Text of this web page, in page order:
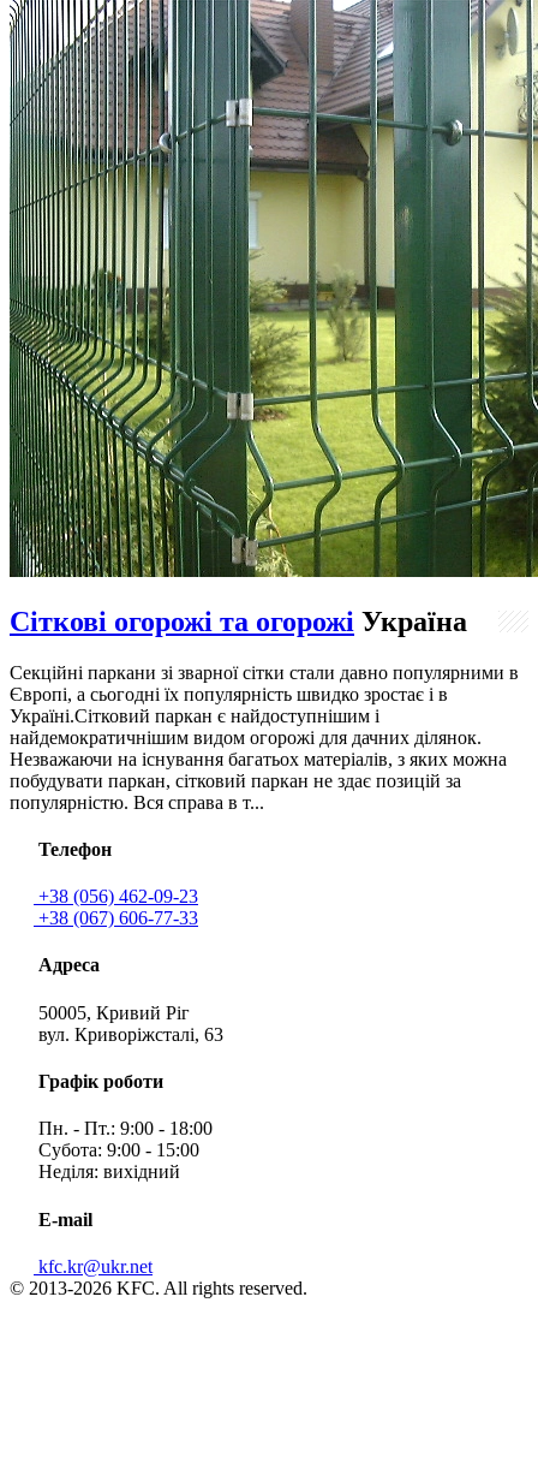
Сіткові огорожі та огорожі Україна
Секційні паркани зі зварної сітки стали давно популярними в
Європі, а сьогодні їх популярність швидко зростає і в
Україні.Сітковий паркан є найдоступнішим і
найдемократичнішим видом огорожі для дачних ділянок.
Незважаючи на існування багатьох матеріалів, з яких можна
побудувати паркан, сітковий паркан не здає позицій за
популярністю. Вся справа в т...
Телефон
+38 (056) 462-09-23
+38 (067) 606-77-33
Адреса
50005, Кривий Ріг
вул. Криворіжсталі, 63
Графік роботи
Пн. - Пт.: 9:00 - 18:00
Субота: 9:00 - 15:00
Неділя: вихідний
E-mail
kfc.kr@ukr.net
© 2013-2026 KFC. All rights reserved.